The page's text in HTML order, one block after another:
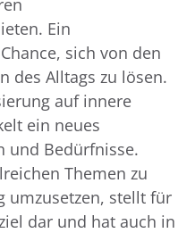
Ein
sich von den
des Alltags zu lösen.
auf innere
ein neues
und Bedürfnisse.
Themen zu
umzusetzen, stellt für
dar und hat auch in